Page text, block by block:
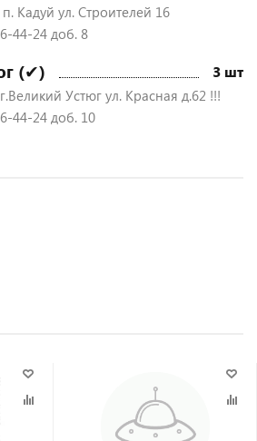
Кадуй ул. Строителей 16
44-24 доб. 8
(✔) 3 шт
Устюг ул. Красная д.62 !!!
44-24 доб. 10